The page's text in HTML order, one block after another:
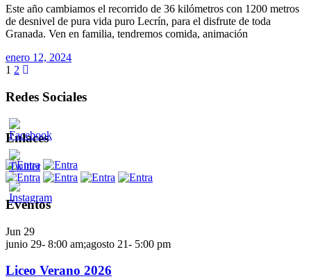
Este año cambiamos el recorrido de 36 kilómetros con 1200 metros
de desnivel de pura vida puro Lecrín, para el disfrute de toda
Granada. Ven en familia, tendremos comida, animación
enero 12, 2024
1 2
Redes Sociales
Enlaces
Eventos
Jun 29
junio 29- 8:00 am;agosto 21- 5:00 pm
Liceo Verano 2026